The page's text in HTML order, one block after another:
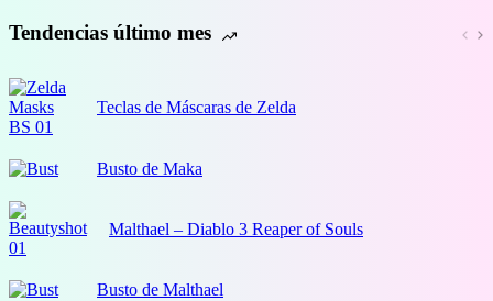
Tendencias último mes
Teclas de Máscaras de Zelda
Busto de Maka
Malthael – Diablo 3 Reaper of Souls
Busto de Malthael